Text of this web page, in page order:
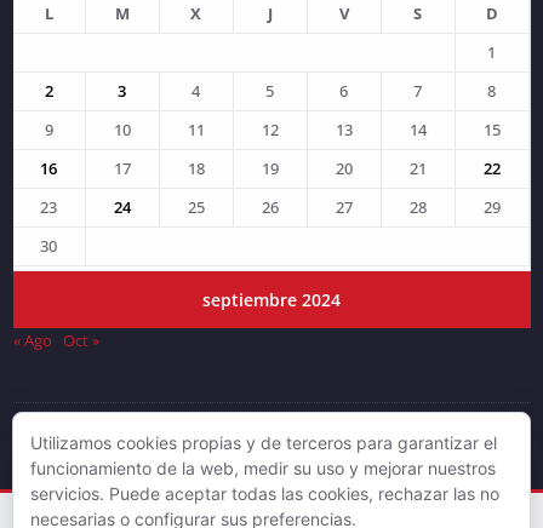
septiembre 2024
L M X J V S
D
1
2
3 4 5 6 7
8
9
10 11 12 13 14
15
16
17 18 19 20 21
22
23
24 25 26 27 28
29
30
« Ago Oct »
© DJLV 2019
Utilizamos cookies propias y de terceros para garantizar el
funcionamiento de la web, medir su uso y mejorar nuestros
servicios. Puede aceptar todas las cookies, rechazar las no
necesarias o configurar sus preferencias.